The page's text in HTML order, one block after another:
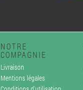
NOTRE
COMPAGNIE
Livraison
Mentions légales